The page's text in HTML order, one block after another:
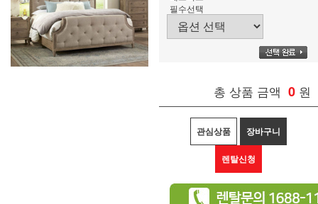
필수선택
총 상품 금액 0 원
관심상품 장바구니
렌탈신청